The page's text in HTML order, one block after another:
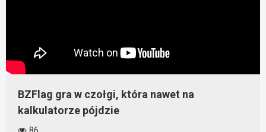
BZFlag gra w czołgi, która nawet na
kalkulatorze pójdzie
86